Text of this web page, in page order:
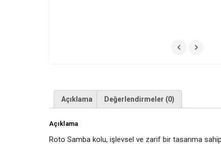
Açıklama Değerlendirmeler (0)
Açıklama
Roto Samba kolu, işlevsel ve zarif bir tasarıma